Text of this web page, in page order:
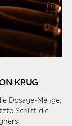
KRUG
Dosage-Menge,
Schliff, die